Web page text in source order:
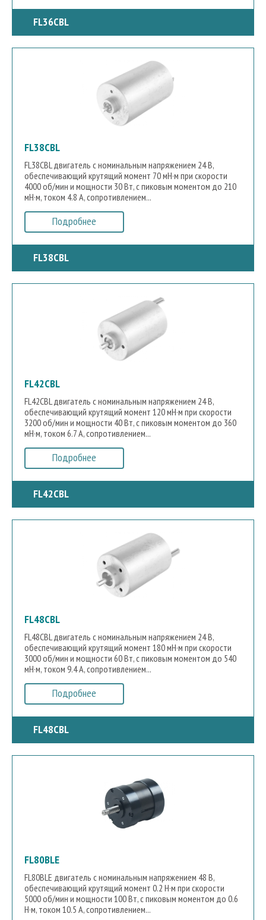
FL36CBL
FL38CBL
FL38CBL двигатель с номинальным напряжением 24 В,
обеспечивающий крутящий момент 70 мН·м при скорости
4000 об/мин и мощности 30 Вт, с пиковым моментом до 210
мН·м, током 4.8 А, сопротивлением...
Подробнее
FL38CBL
FL42CBL
FL42CBL двигатель с номинальным напряжением 24 В,
обеспечивающий крутящий момент 120 мН·м при скорости
3200 об/мин и мощности 40 Вт, с пиковым моментом до 360
мН·м, током 6.7 А, сопротивлением...
Подробнее
FL42CBL
FL48CBL
FL48CBL двигатель с номинальным напряжением 24 В,
обеспечивающий крутящий момент 180 мН·м при скорости
3000 об/мин и мощности 60 Вт, с пиковым моментом до 540
мН·м, током 9.4 А, сопротивлением...
Подробнее
FL48CBL
FL80BLE
FL80BLE двигатель с номинальным напряжением 48 В,
обеспечивающий крутящий момент 0.2 Н·м при скорости
5000 об/мин и мощности 100 Вт, с пиковым моментом до 0.6
Н·м, током 10.5 А, сопротивлением...